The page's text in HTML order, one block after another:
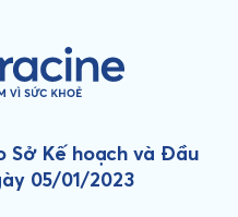
Sở Kế hoạch và Đầu
05/01/2023